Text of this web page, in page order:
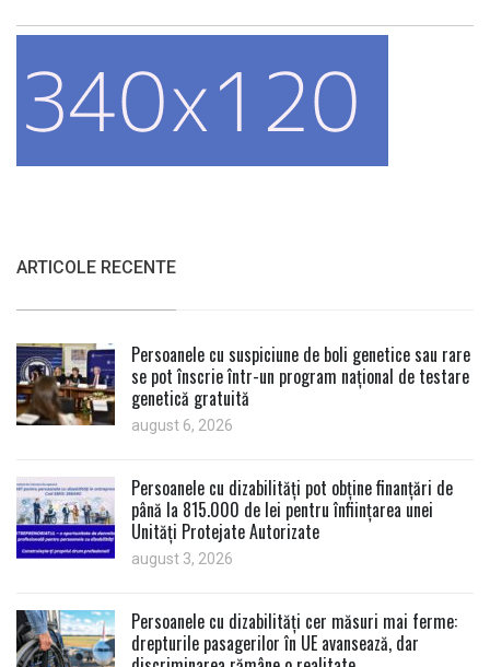
ARTICOLE RECENTE
Persoanele cu suspiciune de boli genetice sau rare
se pot înscrie într-un program național de testare
genetică gratuită
august 6, 2026
Persoanele cu dizabilități pot obține finanțări de
până la 815.000 de lei pentru înființarea unei
Unități Protejate Autorizate
august 3, 2026
Persoanele cu dizabilități cer măsuri mai ferme:
drepturile pasagerilor în UE avansează, dar